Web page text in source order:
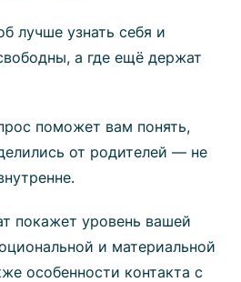
лучше узнать себя и
а где ещё держат
поможет вам понять,
от родителей — не
покажет уровень вашей
и материальной
особенности контакта с